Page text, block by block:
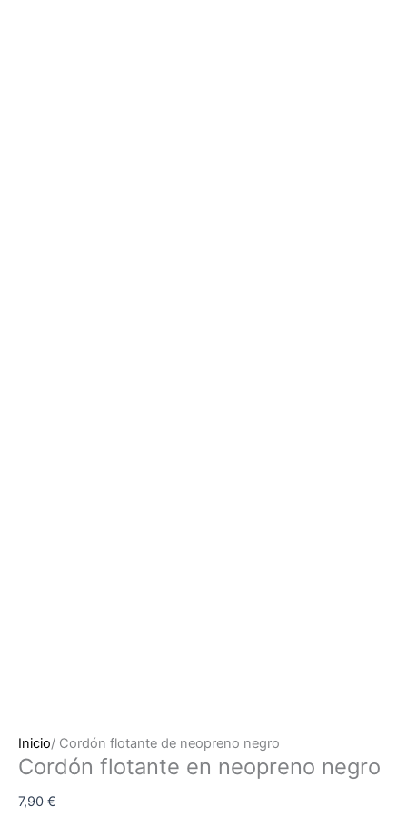
Inicio/ Cordón flotante de neopreno negro
Cordón flotante en neopreno negro
7,90 €